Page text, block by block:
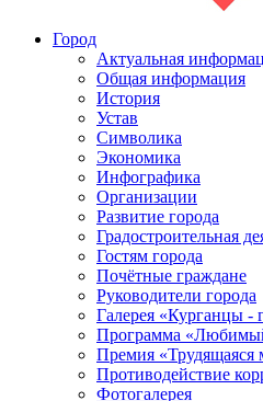
Город
Актуальная
Общая информация
История
Устав
Символика
Экономика
Инфографика
Организации
Развитие города
Градостроительная
Гостям города
Почётные граждане
Руководители города
Галерея «Курганцы -
Программа
Премия «Трудящаяся
Противодействие
Фотогалерея